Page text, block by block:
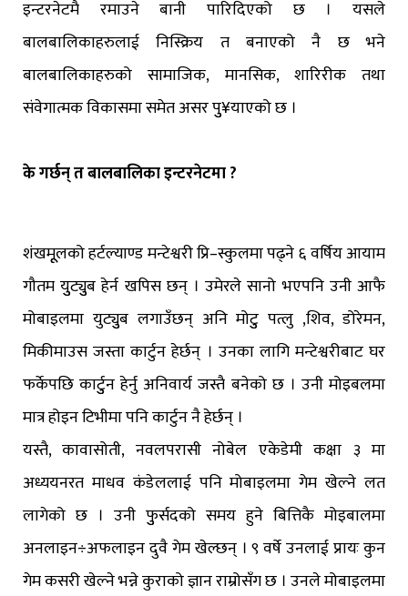
इन्टरनेटमै रमाउने बानी पारिदिएको छ । यसले
बालबालिकाहरुलाई निस्क्रिय त बनाएको नै छ भने
बालबालिकाहरुको सामाजिक, मानसिक, शारिरीक तथा
संवेगात्मक विकासमा समेत असर पुु¥याएको छ ।
के गर्छन् त बालबालिका इन्टरनेटमा ?
शंखमूूलको हर्टल्याण्ड मन्टेश्वरी प्रि–स्कुलमा पढ्ने ६ वर्षिय आयाम
गौतम युुट्युुब हेर्न खपिस छन् । उमेरले सानो भएपनि उनी आफै
मोबाइलमा युट्युुब लगाउँछन् अनि मोटुु पत्लु ,शिव, डोरेमन,
मिकीमाउस जस्ता कार्टुन हेर्छन् । उनका लागि मन्टेश्वरीबाट घर
फर्केपछि कार्टुुन हेर्नु अनिवार्य जस्तै बनेको छ । उनी मोइबलमा
मात्र होइन टिभीमा पनि कार्टुन नै हेर्छन् ।
यस्तै, कावासोती, नवलपरासी नोबेल एकेडेमी कक्षा ३ मा
अध्ययनरत माधव कंडेललाई पनि मोबाइलमा गेम खेल्ने लत
लागेको छ । उनी फुुर्सदको समय हुने बित्तिकै मोइबालमा
अनलाइन÷अफलाइन दुवै गेम खेल्छन् । ९ वर्षे उनलाई प्रायः कुन
गेम कसरी खेल्ने भन्ने कुराको ज्ञान राम्रोसँग छ । उनले मोबाइलमा